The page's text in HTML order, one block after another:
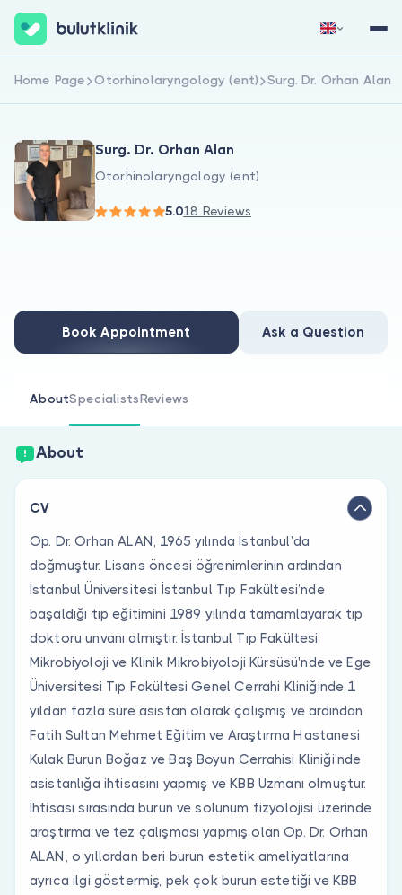
For Doctors
Are you a doctor?
Sign Up Now Sign In
Home Page Otorhinolaryngology (ent) Surg. Dr. Orhan Alan
Surg. Dr. Orhan Alan
Otorhinolaryngology (ent)
5.018 Reviews
Book Appointment Ask a Question
AboutSpecialistsReviews
About
CV
Op. Dr. Orhan ALAN, 1965 yılında İstanbul’da
doğmuştur. Lisans öncesi öğrenimlerinin ardından
İstanbul Üniversitesi İstanbul Tıp Fakültesi’nde
başaldığı tıp eğitimini 1989 yılında tamamlayarak tıp
doktoru unvanı almıştır. İstanbul Tıp Fakültesi
Mikrobiyoloji ve Klinik Mikrobiyoloji Kürsüsü'nde ve Ege
Üniversitesi Tıp Fakültesi Genel Cerrahi Kliniğinde 1
yıldan fazla süre asistan olarak çalışmış ve ardından
Fatih Sultan Mehmet Eğitim ve Araştırma Hastanesi
Kulak Burun Boğaz ve Baş Boyun Cerrahisi Kliniği'nde
asistanlığa ihtisasını yapmış ve KBB Uzmanı olmuştur.
İhtisası sırasında burun ve solunum fizyolojisi üzerinde
araştırma ve tez çalışması yapmış olan Op. Dr. Orhan
ALAN, o yıllardan beri burun estetik ameliyatlarına
ayrıca ilgi göstermiş, pek çok burun estetiği ve KBB